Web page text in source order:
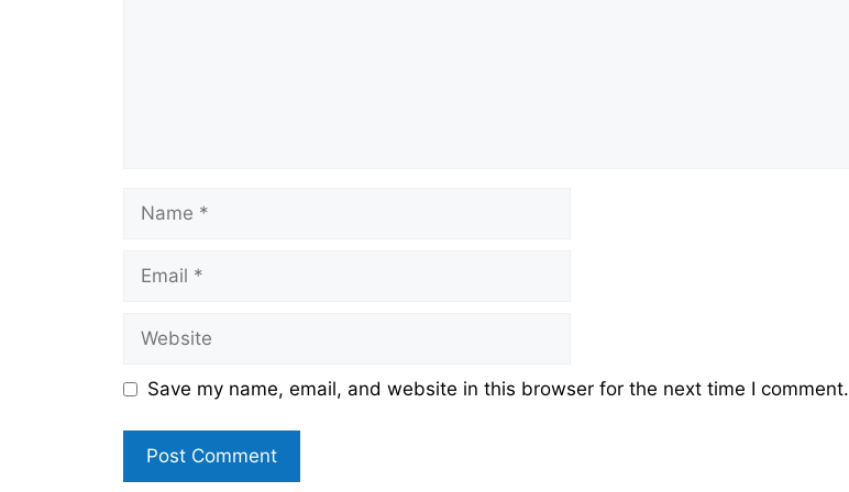
Save my name, email, and website in this browser for the next time I comment.